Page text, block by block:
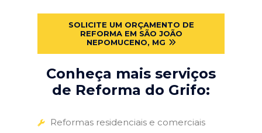
SOLICITE UM ORÇAMENTO DE
REFORMA EM SÃO JOÃO
NEPOMUCENO, MG
Conheça mais serviços
de Reforma do Grifo:
Reformas residenciais e comerciais